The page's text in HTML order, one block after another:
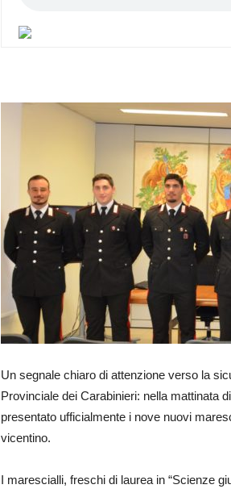
Un segnale chiaro di attenzione verso la
Provinciale dei Carabinieri: nella mattinata
presentato ufficialmente i nove nuovi
vicentino.
I marescialli, freschi di laurea in “Scienze